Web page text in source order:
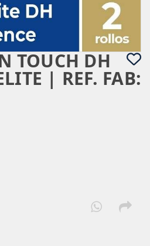
TOUCH DH
| REF. FAB: